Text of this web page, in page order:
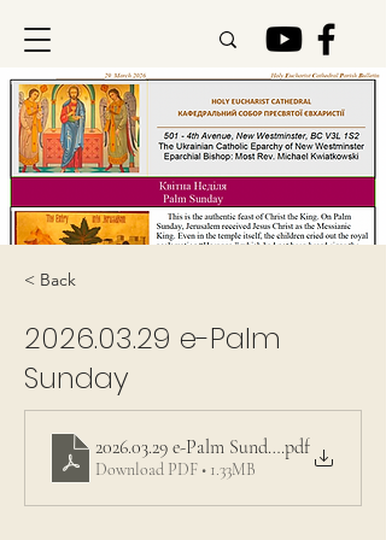
< Back
2026.03.29 e-Palm
Sunday
2026.03.29 e-Palm Sunday.pdf
Download PDF • 1.33MB